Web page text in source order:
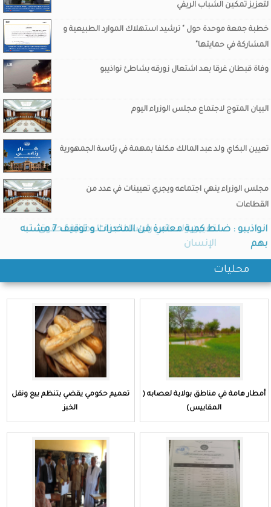
لتعزيز تمكين الشباب الريفي
خطبة جمعة موحدة حول " ترشيد استهلاك الموارد الطبيعية و
المشاركة في حمايتها"
وفاة قبطان غرقا بعد اشتعال زورقه بشاطئ نواذيبو
البيان المتوج لاجتماع مجلس الوزراء اليوم
تعيين البكاي ولد عبد المالك مكلفا بمهمة في رئاسة الجمهورية
مجلس الوزراء ينهي اجتماعه ويجري تعيينات في عدد من
القطاعات
تعيين ولد داهي رئيسا للجنة الوطنية لحقوق
الإنسان
محليات
أمطار هامة في مناطق بولاية لعصابه (
المقاييس)
تعميم حكومي يقضي بتنظم بيع ونقل
الخبز